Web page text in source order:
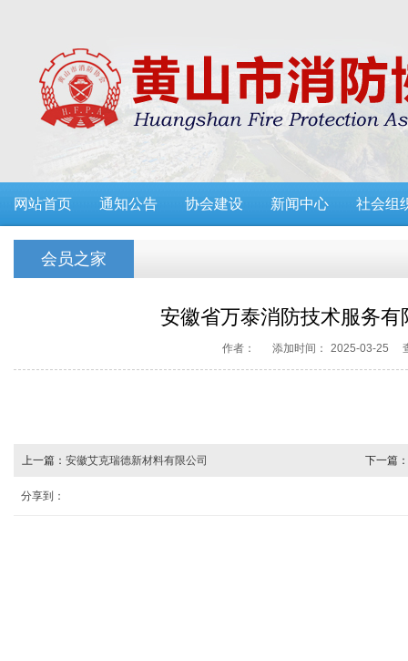
网站首页 通知公告 协会建设 新闻中心 社会组
会员之家
安徽省万泰消防技术服务
作者： 添加时间： 2025-03-25
上一篇： 安徽艾克瑞德新材料有限公司 下一篇：
分享到：